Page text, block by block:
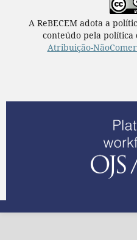
A ReBECEM adota a
conteúdo pela política
Atribuição-